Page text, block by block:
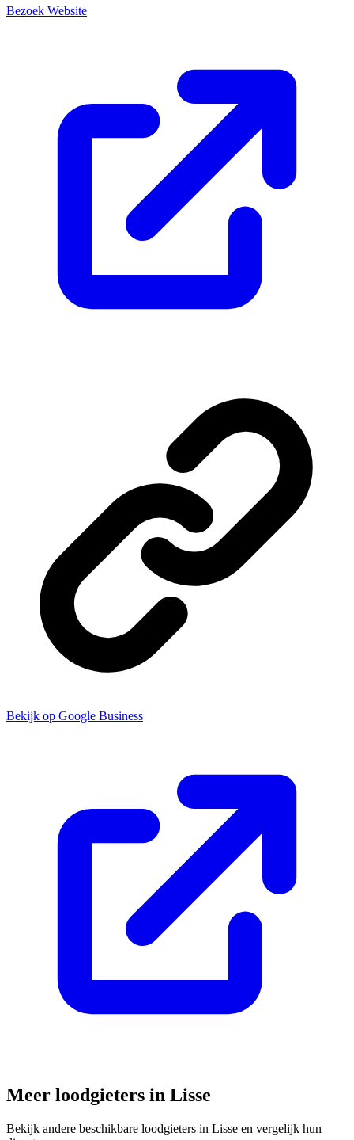
Bezoek Website
Bekijk op Google Business
Meer loodgieters in Lisse
Bekijk andere beschikbare loodgieters in Lisse en vergelijk hun